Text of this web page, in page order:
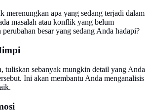
merenungkan apa yang sedang terjadi dalam
masalah atau konflik yang belum
besar yang sedang Anda hadapi?
tuliskan sebanyak mungkin detail yang Anda
Ini akan membantu Anda menganalisis